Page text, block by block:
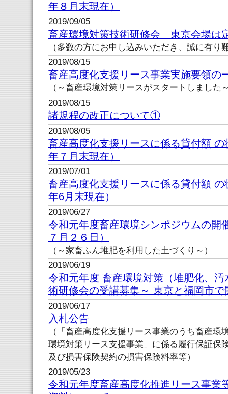
年８月末現在）
2019/09/05
畜産環境対策技術研修会 東京会場は
（多数の方にお申し込みいただき、誠に有り
2019/08/15
畜産高度化支援リース事業実施要領の
（～畜産環境対策リースがスタートしました
2019/08/15
諸規程の改正について①
2019/08/05
畜産高度化支援リースに係る貸付額
年７月末現在）
2019/07/01
畜産高度化支援リースに係る貸付額
年6月末現在）
2019/06/27
令和元年度畜産環境シンポジウムの開
７月２６日）
（～家畜ふん堆肥を利用した土づくり～）
2019/06/19
令和元年度 畜産環境対策（堆肥化、
術研修会の受講募集～ 東京と福岡市で
2019/06/17
入札公告
（「畜産高度化支援リース事業のうち畜産環
環境対策リース支援事業」に係る履行保証保
及び損害保険契約の損害保険料率等）
2019/05/23
令和元年度畜産高度化推進リース事業